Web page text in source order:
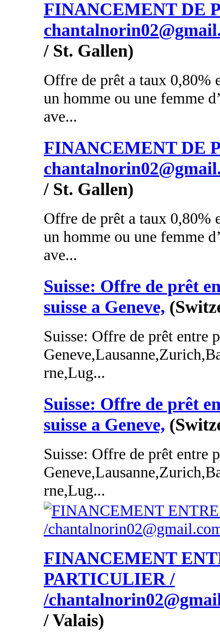
FINANCEMENT DE
/ St. Gallen)
Offre de prêt a taux 0,80%
un homme ou une femme
ave...
FINANCEMENT DE
/ St. Gallen)
Offre de prêt a taux 0,80%
un homme ou une femme
ave...
Suisse: Offre de prêt
suisse a Geneve,
Suisse: Offre de prêt entre
rne,Lug...
Suisse: Offre de prêt
suisse a Geneve,
Suisse: Offre de prêt entre
rne,Lug...
FINANCEMENT
PARTICULIER /
/
/ Valais)